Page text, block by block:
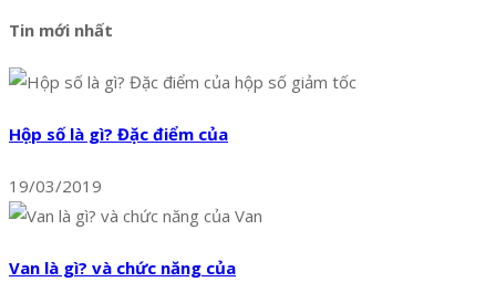
Tin mới nhất
Hộp số là gì? Đặc điểm của
19/03/2019
Van là gì? và chức năng của